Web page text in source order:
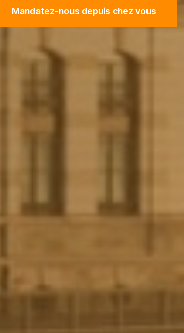
Mandatez-nous depuis chez vous